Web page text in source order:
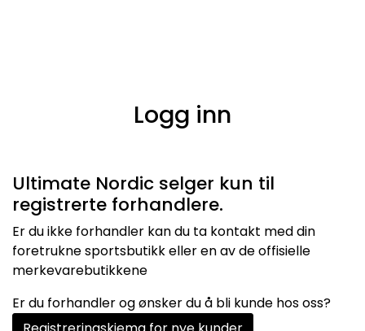
Logg inn
Ultimate Nordic selger kun til
registrerte forhandlere.
Er du ikke forhandler kan du ta kontakt med din
foretrukne sportsbutikk eller en av de offisielle
merkevarebutikkene
Er du forhandler og ønsker du å bli kunde hos oss?